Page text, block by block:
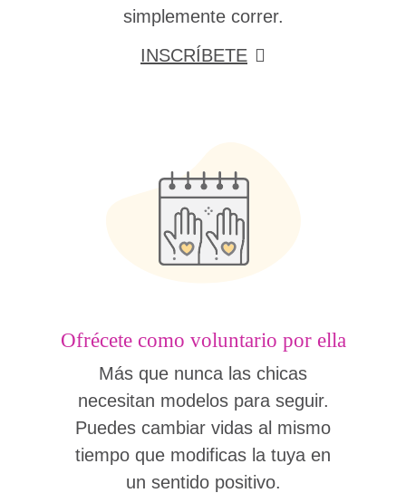
simplemente correr.
INSCRÍBETE
Ofrécete como voluntario por ella
Más que nunca las chicas
necesitan modelos para seguir.
Puedes cambiar vidas al mismo
tiempo que modificas la tuya en
un sentido positivo.